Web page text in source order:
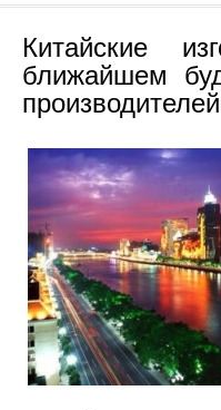
Китайские
ближайшем